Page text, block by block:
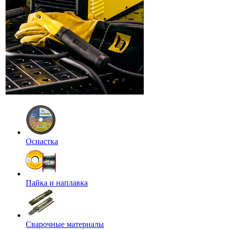
Оснастка
Пайка и наплавка
Сварочные материалы